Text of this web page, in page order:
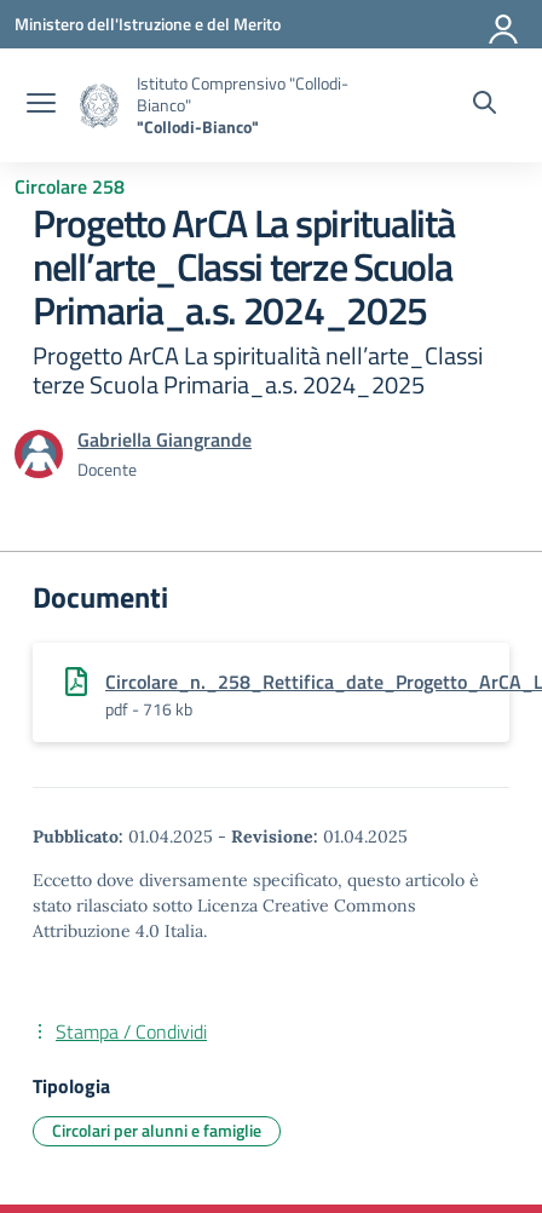
Vai ai contenuti
Vai al menu di navigazione
Vai al footer
Ministero dell'Istruzione e del Merito
Istituto Comprensivo "Collodi-
Bianco"
"Collodi-Bianco"
Circolare 258
Progetto ArCA La spiritualità
nell’arte_Classi terze Scuola
Primaria_a.s. 2024_2025
Progetto ArCA La spiritualità nell’arte_Classi
terze Scuola Primaria_a.s. 2024_2025
Gabriella Giangrande
Docente
Documenti
pdf - 716 kb
Pubblicato: 01.04.2025 - Revisione: 01.04.2025
Eccetto dove diversamente specificato, questo articolo è
stato rilasciato sotto Licenza Creative Commons
Attribuzione 4.0 Italia.
Stampa / Condividi
Tipologia
Circolari per alunni e famiglie